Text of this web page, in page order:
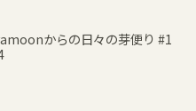
からの日々の芽便り #1